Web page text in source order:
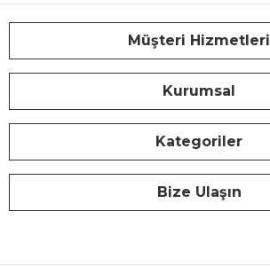
Müşteri Hizmetleri
Kurumsal
Kategoriler
Bize Ulaşın